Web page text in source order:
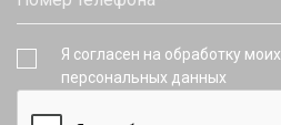
Я согласен на обработку моих
персональных данных